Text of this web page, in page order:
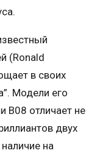
(Ronald
в своих
Модели его
В08 отличает не
двух
на